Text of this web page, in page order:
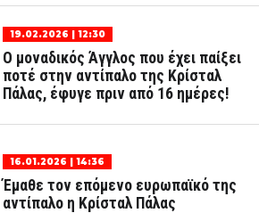
19.02.2026 | 12:30
Ο μοναδικός Άγγλος που έχει παίξει
ποτέ στην αντίπαλο της Κρίσταλ
Πάλας, έφυγε πριν από 16 ημέρες!
16.01.2026 | 14:36
Έμαθε τον επόμενο ευρωπαϊκό της
αντίπαλο η Κρίσταλ Πάλας